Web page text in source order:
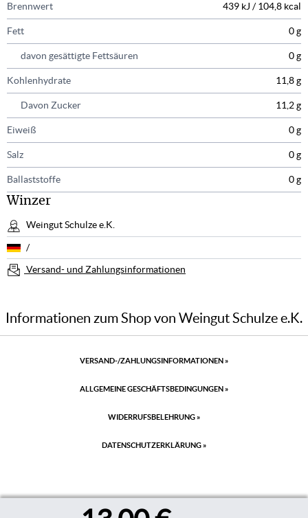
Brennwert 439 kJ / 104,8 kcal
Fett 0 g
davon gesättigte Fettsäuren 0 g
Kohlenhydrate 11,8 g
Davon Zucker 11,2 g
Eiweiß 0 g
Salz 0 g
Ballaststoffe 0 g
Winzer
Weingut Schulze e.K.
/
Versand- und Zahlungsinformationen
Informationen zum Shop von Weingut Schulze e.K.
VERSAND-/ZAHLUNGSINFORMATIONEN »
ALLGEMEINE GESCHÄFTSBEDINGUNGEN »
WIDERRUFSBELEHRUNG »
DATENSCHUTZERKLÄRUNG »